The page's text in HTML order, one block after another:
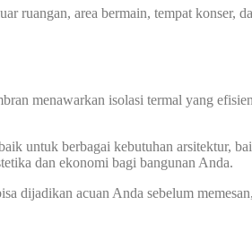
area bermain, tempat konser,
menawarkan isolasi termal yang
untuk berbagai kebutuhan arsitektur,
dan ekonomi bagi bangunan Anda.
dijadikan acuan Anda sebelum memesan,